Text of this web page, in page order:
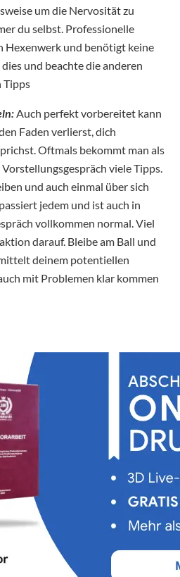
um die Nervosität zu
du selbst. Professionelle
Hexenwerk und benötigt keine
und beachte die anderen
Tipps
Auch perfekt vorbereitet kann
Faden verlierst, dich
Oftmals bekommt man als
viele Tipps.
und auch einmal über sich
jedem und ist auch in
vollkommen normal. Viel
darauf. Bleibe am Ball und
deinem potentiellen
mit Problemen klar kommen